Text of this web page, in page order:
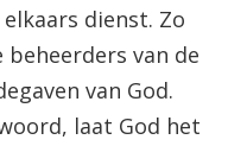
dienst. Zo
van de
van God.
laat God het